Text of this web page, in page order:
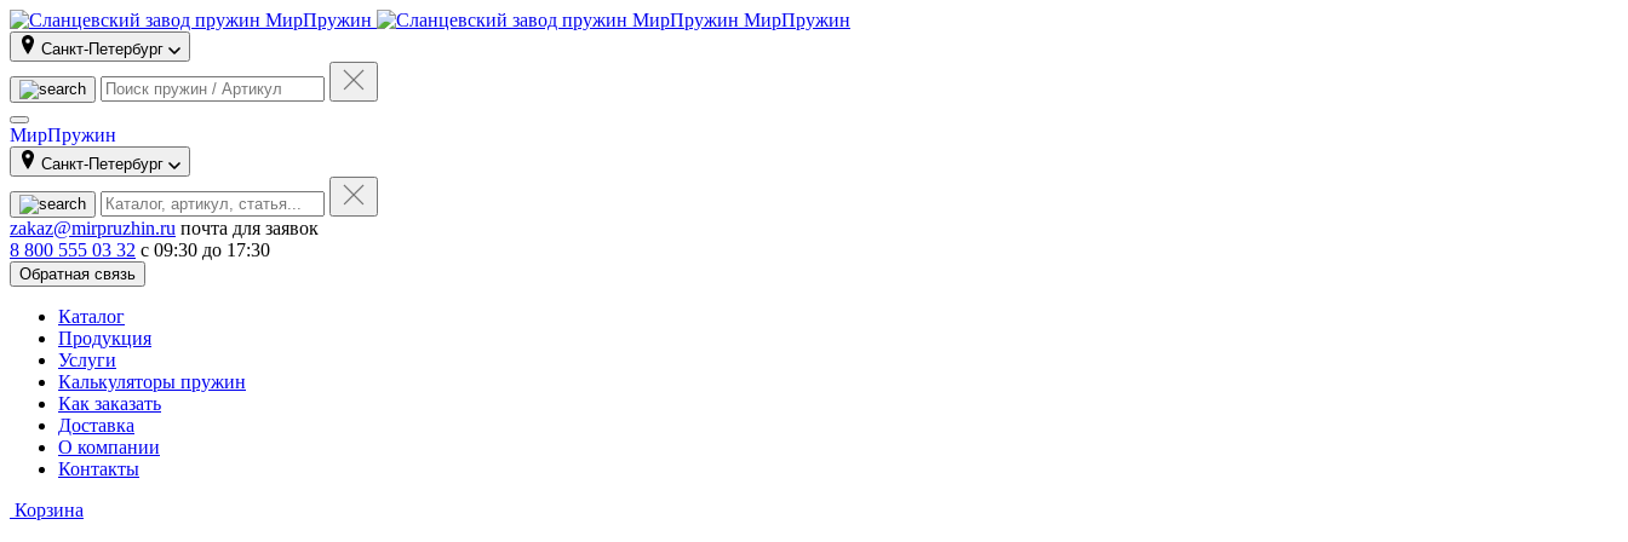
МирПружин
Санкт-Петербург
МирПружин
Санкт-Петербург
zakaz@mirpruzhin.ru почта для заявок
8 800 555 03 32 с 09:30 до 17:30
Обратная связь
Каталог
Продукция
Услуги
Калькуляторы пружин
Как заказать
Доставка
О компании
Контакты
Корзина